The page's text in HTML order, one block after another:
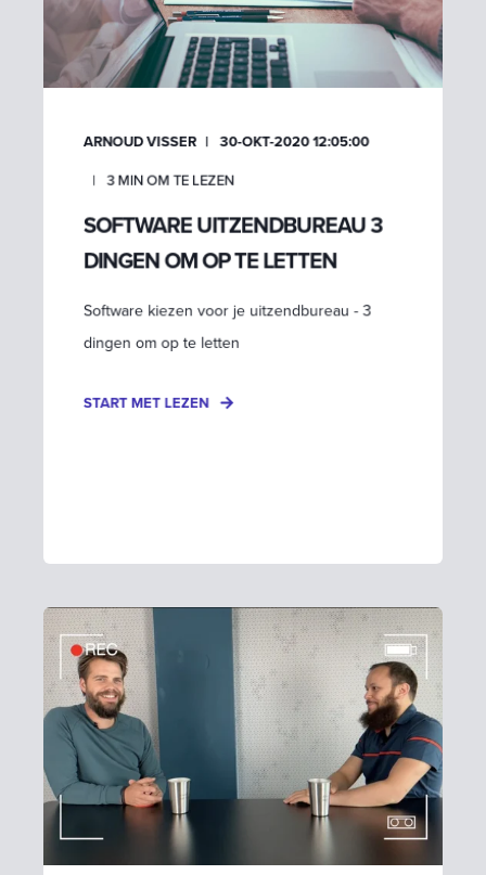
ARNOUD VISSER
30-OKT-2020 12:05:00
3MIN OM TE LEZEN
SOFTWARE UITZENDBUREAU 3
DINGEN OM OP TE LETTEN
Software kiezen voor je uitzendbureau - 3
dingen om op te letten
START MET LEZEN